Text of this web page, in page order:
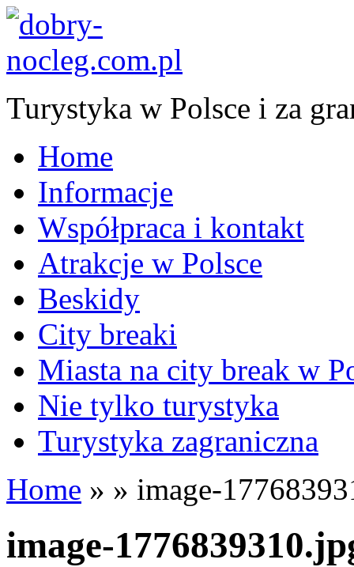
Turystyka w Polsce i za
Home
Informacje
Współpraca i kontakt
Atrakcje w Polsce
Beskidy
City breaki
Miasta na city break w
Nie tylko turystyka
Turystyka zagraniczna
Home » » image-
image-